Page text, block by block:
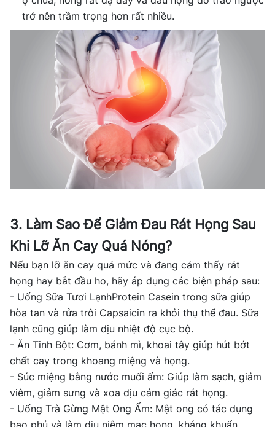
trở nên trầm trọng hơn rất nhiều.
3. Làm Sao Để Giảm Đau Rát Họng Sau
Khi Lỡ Ăn Cay Quá Nóng?
Nếu bạn lỡ ăn cay quá mức và đang cảm thấy rát
họng hay bắt đầu ho, hãy áp dụng các biện pháp sau:
- Uống Sữa Tươi LạnhProtein Casein trong sữa giúp
hòa tan và rửa trôi Capsaicin ra khỏi thụ thể đau. Sữa
lạnh cũng giúp làm dịu nhiệt độ cục bộ.
- Ăn Tinh Bột: Cơm, bánh mì, khoai tây giúp hút bớt
chất cay trong khoang miệng và họng.
- Súc miệng bằng nước muối ấm: Giúp làm sạch, giảm
viêm, giảm sưng và xoa dịu cảm giác rát họng.
- Uống Trà Gừng Mật Ong Ấm: Mật ong có tác dụng